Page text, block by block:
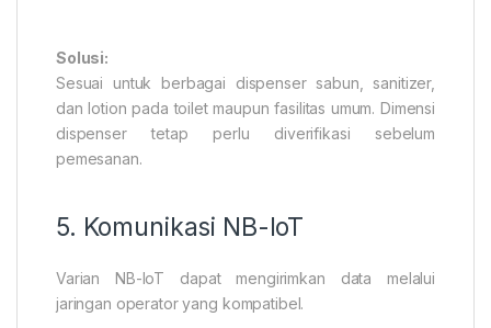
Solusi:
Sesuai untuk berbagai dispenser sabun, sanitizer,
dan lotion pada toilet maupun fasilitas umum. Dimensi
dispenser tetap perlu diverifikasi sebelum
pemesanan.
5. Komunikasi NB-IoT
Varian NB-IoT dapat mengirimkan data melalui
jaringan operator yang kompatibel.